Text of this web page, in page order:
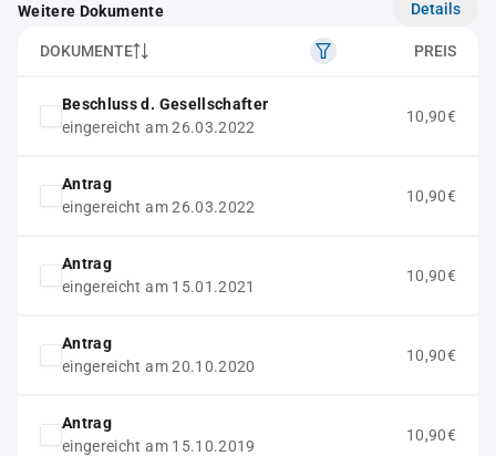
Weitere Dokumente Details
DOKUMENTE PREIS
Beschluss d. Gesellschafter
eingereicht am 26.03.2022
10,90€
Antrag
eingereicht am 26.03.2022
10,90€
Antrag
eingereicht am 15.01.2021
10,90€
Antrag
eingereicht am 20.10.2020
10,90€
Antrag
eingereicht am 15.10.2019
10,90€